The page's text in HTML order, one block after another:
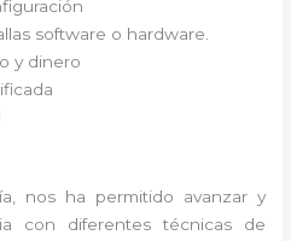
software o hardware
y dinero
nos ha permitido avanzar y
con diferentes técnicas de